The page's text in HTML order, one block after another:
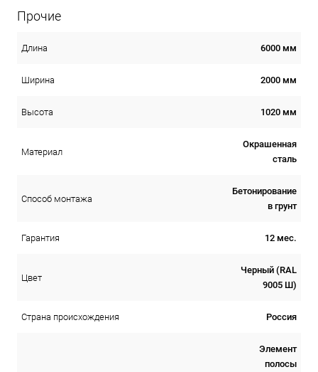
Прочие
Длина 6000 мм
Ширина 2000 мм
Высота 1020 мм
Материал
Окрашенная
сталь
Способ монтажа
Бетонирование
в грунт
Гарантия 12 мес.
Цвет
Черный (RAL
9005 Ш)
Страна происхождения Россия
Элемент
полосы